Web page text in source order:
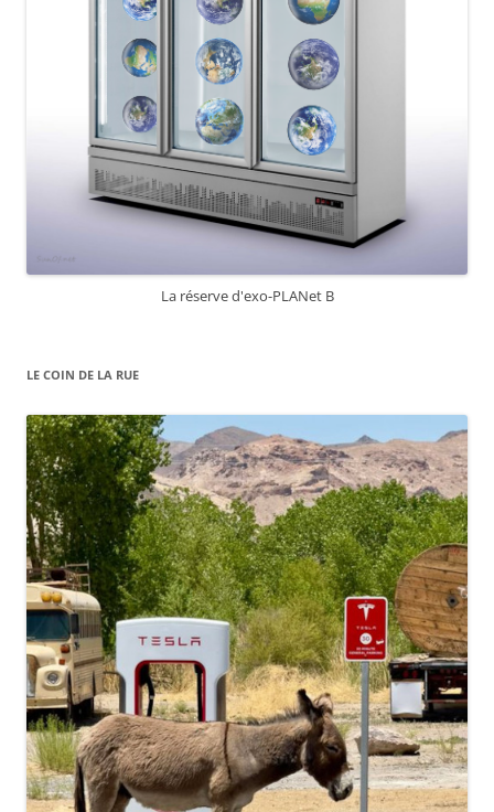
La réserve d'exo-PLANet B
LE COIN DE LA RUE